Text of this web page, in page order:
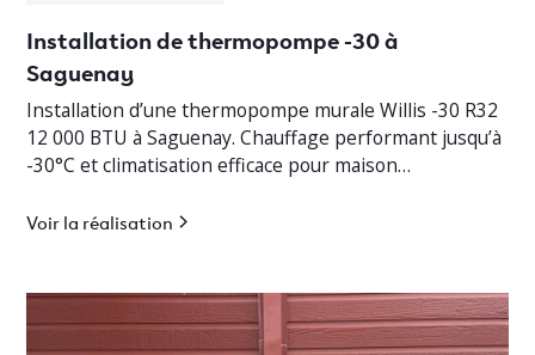
Installation de thermopompe -30 à
Saguenay
Installation d’une thermopompe murale Willis -30 R32
12 000 BTU à Saguenay. Chauffage performant jusqu’à
-30°C et climatisation efficace pour maison
Voir la réalisation